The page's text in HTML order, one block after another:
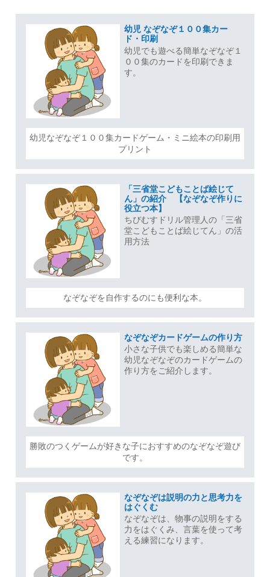
幼児 なぞなぞ１００集カー
ド・印刷
幼児でも遊べる簡単なぞなぞ１
００集のカードを印刷できま
す。
幼児なぞなぞ１００集カードゲーム・ミニ絵本の印刷用
プリント
「三省堂こどもことば絵じて
ん」の紹介 【なぞなぞ作りに
役立つ本】
ちびむすドリル管理人の「三省
堂こどもことば絵じてん」の活
用方法
なぞなぞを自作するのにも便利な本。
なぞなぞカードゲームの作り方
小さな子供でも楽しめる簡単な
幼児なぞなぞのカードゲームの
作り方をご紹介します。
勝敗のつくゲームが好きな子におすすめのなぞなぞ遊び
です。
なぞなぞは説明の力と思考力を
はぐくむ
なぞなぞは、物事の説明をする
力をはぐくみ、言葉を使って考
える練習になります。